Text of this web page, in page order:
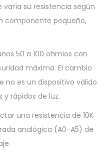
varía su resistencia según
componente pequeño,
50 a 100 ohmios con
máxima. El cambio
no es un dispositivo válido
rápidos de luz.
una resistencia de 10K
analógica (A0-A5) de